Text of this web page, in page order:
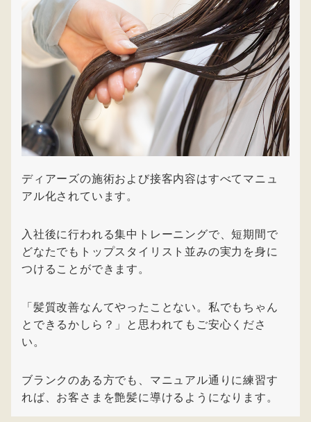
ディアーズの施術および接客内容はすべてマニュ
アル化されています。
入社後に行われる集中トレーニングで、短期間で
どなたでもトップスタイリスト並みの実力を身に
つけることができます。
「髪質改善なんてやったことない。私でもちゃん
とできるかしら？」と思われてもご安心くださ
い。
ブランクのある方でも、マニュアル通りに練習す
れば、お客さまを艶髪に導けるようになります。